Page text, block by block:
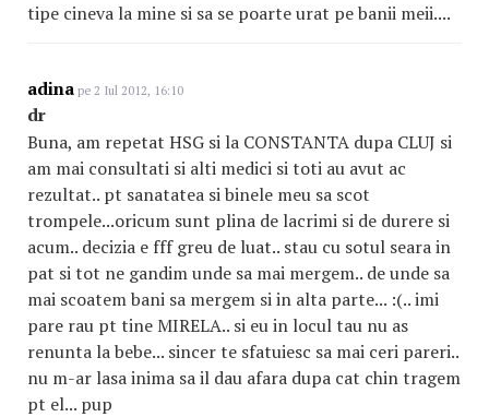
tipe cineva la mine si sa se poarte urat pe banii meii....
adina pe 2 Iul 2012, 16:10
dr
Buna, am repetat HSG si la CONSTANTA dupa CLUJ si
am mai consultati si alti medici si toti au avut ac
rezultat.. pt sanatatea si binele meu sa scot
trompele...oricum sunt plina de lacrimi si de durere si
acum.. decizia e fff greu de luat.. stau cu sotul seara in
pat si tot ne gandim unde sa mai mergem.. de unde sa
mai scoatem bani sa mergem si in alta parte... :(.. imi
pare rau pt tine MIRELA.. si eu in locul tau nu as
renunta la bebe... sincer te sfatuiesc sa mai ceri pareri..
nu m-ar lasa inima sa il dau afara dupa cat chin tragem
pt el... pup